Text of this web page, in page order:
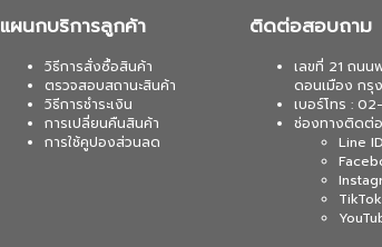
แผนกบริการลูกค้า
วิธีการสั่งซื้อสินค้า
ตรวจสอบสถานะสินค้า
วิธีการชำระเงิน
การเปลี่ยนคืนสินค้า
การใช้คูปองส่วนลด
ติดต่อสอบถาม
เลขที่ 21 ถนน
ดอนเมือง กรุ
เบอร์โทร :
ช่องทางติดต่อ
Line